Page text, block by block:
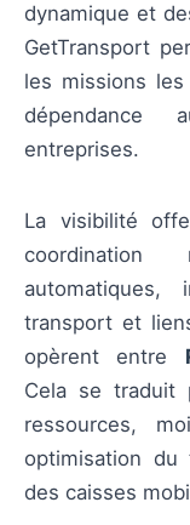
dynamique et
GetTransport
les missions
dépendance
entreprises.
La visibilité
coordination
automatiques,
transport et
opèrent entre
Cela se traduit
ressources,
optimisation du
des caisses